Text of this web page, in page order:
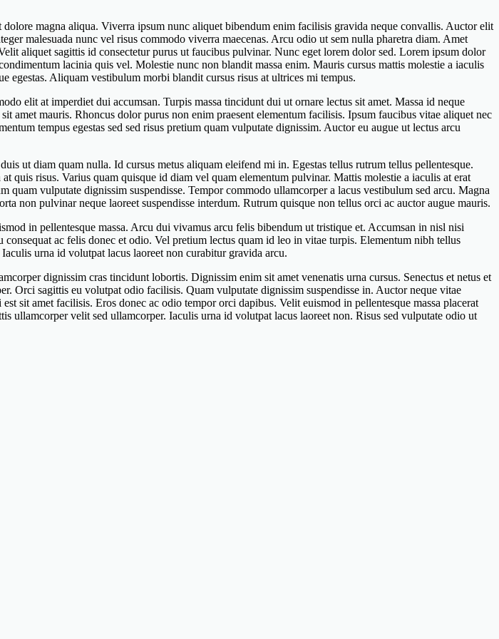
magna aliqua. Viverra ipsum nunc aliquet bibendum enim facilisis gravida neque convallis. Auctor elit
malesuada nunc vel risus commodo viverra maecenas. Arcu odio ut sem nulla pharetra diam. Amet
aliquet sagittis id consectetur purus ut faucibus pulvinar. Nunc eget lorem dolor sed. Lorem ipsum dolor
lacinia quis vel. Molestie nunc non blandit massa enim. Mauris cursus mattis molestie a iaculis
egestas. Aliquam vestibulum morbi blandit cursus risus at ultrices mi tempus.
elit at imperdiet dui accumsan. Turpis massa tincidunt dui ut ornare lectus sit amet. Massa id neque
amet mauris. Rhoncus dolor purus non enim praesent elementum facilisis. Ipsum faucibus vitae aliquet nec
tempus egestas sed sed risus pretium quam vulputate dignissim. Auctor eu augue ut lectus arcu
ut diam quam nulla. Id cursus metus aliquam eleifend mi in. Egestas tellus rutrum tellus pellentesque.
quis risus. Varius quam quisque id diam vel quam elementum pulvinar. Mattis molestie a iaculis at erat
quam vulputate dignissim suspendisse. Tempor commodo ullamcorper a lacus vestibulum sed arcu. Magna
non pulvinar neque laoreet suspendisse interdum. Rutrum quisque non tellus orci ac auctor augue mauris.
in pellentesque massa. Arcu dui vivamus arcu felis bibendum ut tristique et. Accumsan in nisl nisi
ac felis donec et odio. Vel pretium lectus quam id leo in vitae turpis. Elementum nibh tellus
urna id volutpat lacus laoreet non curabitur gravida arcu.
dignissim cras tincidunt lobortis. Dignissim enim sit amet venenatis urna cursus. Senectus et netus et
Orci sagittis eu volutpat odio facilisis. Quam vulputate dignissim suspendisse in. Auctor neque vitae
sit amet facilisis. Eros donec ac odio tempor orci dapibus. Velit euismod in pellentesque massa placerat
ullamcorper velit sed ullamcorper. Iaculis urna id volutpat lacus laoreet non. Risus sed vulputate odio ut